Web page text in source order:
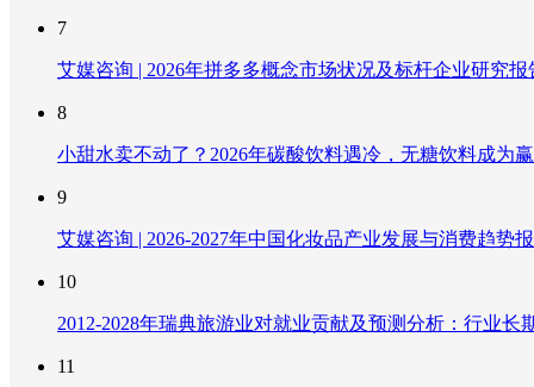
7
艾媒咨询 | 2026年拼多多概念市场状况及标杆企业研究报
8
小甜水卖不动了？2026年碳酸饮料遇冷，无糖饮料成为
9
艾媒咨询 | 2026-2027年中国化妆品产业发展与消费趋势
10
2012-2028年瑞典旅游业对就业贡献及预测分析：行业
11